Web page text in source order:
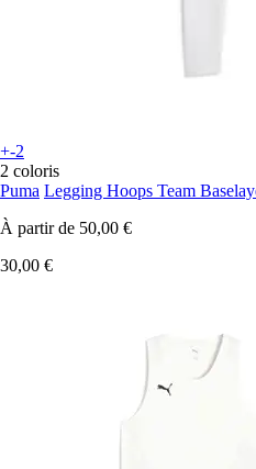
+-2
2 coloris
Puma Legging Hoops Team
À partir de 50,00 €
30,00 €